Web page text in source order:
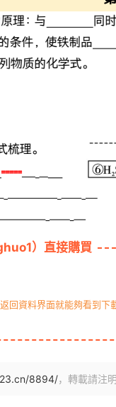
）直接購買
回資料界面就能夠看到
8894/，轉載請注